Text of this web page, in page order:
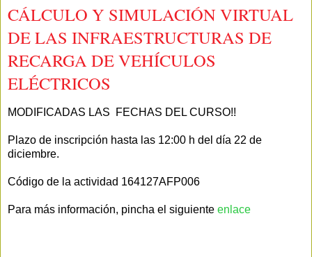
CÁLCULO Y SIMULACIÓN VIRTUAL
DE LAS INFRAESTRUCTURAS DE
RECARGA DE VEHÍCULOS
ELÉCTRICOS
MODIFICADAS LAS FECHAS DEL CURSO!!
Plazo de inscripción hasta las 12:00 h del día 22 de
diciembre.
Código de la actividad 164127AFP006
Para más información, pincha el siguiente enlace